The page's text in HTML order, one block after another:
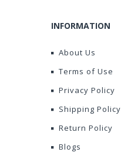
INFORMATION
About Us
Terms of Use
Privacy Policy
Shipping Policy
Return Policy
Blogs